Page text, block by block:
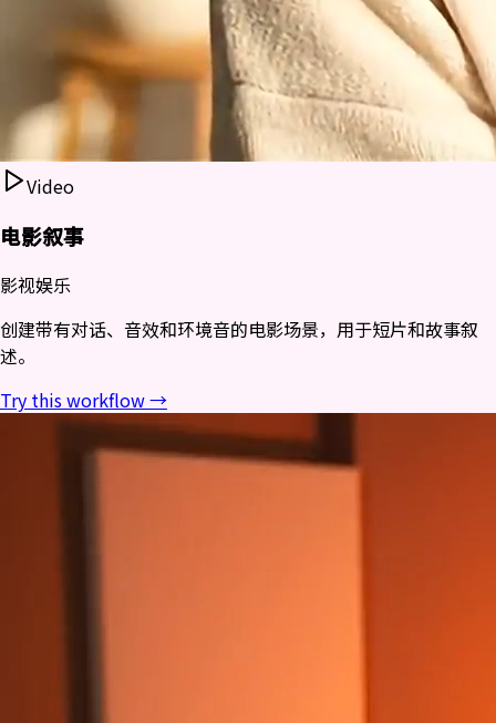
Video
电影叙事
影视娱乐
创建带有对话、音效和环境音的电影场景，用于短片和故事叙
述。
Try this workflow →